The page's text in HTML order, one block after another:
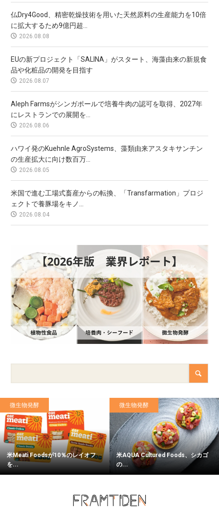
仏Dry4Good、精密乾燥技術を用いた天然原料の生産能力を10倍
に拡大するため9億円超...
2026.08.08
EUの新プロジェクト「SALINA」がスタート、海藻由来の新規食
品や化粧品の開発を目指す
2026.08.07
Aleph Farmsがシンガポールで培養牛肉の認可を取得、2027年
にレストランでの展開を...
2026.08.06
ハワイ発のKuehnle AgroSystems、藻類由来アスタキサンチン
の生産拡大に向け数百万...
2026.08.05
米国で進む工場式畜産からの転換、「Transfarmation」プロジ
ェクトで養豚場をキノ...
2026.08.04
微生物発酵
米Meati Foodsが10％のレイオフ
を...
微生物発酵
米AQUA Cultured Foods、シカゴ
の...